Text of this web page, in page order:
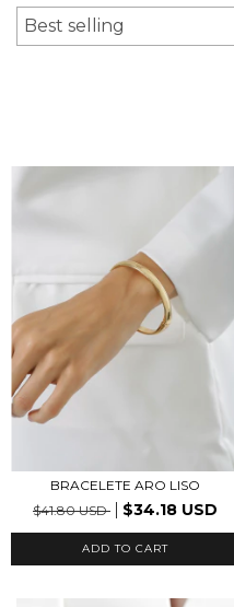
BRACELETE ARO LISO
$41.80 USD
$34.18 USD
ADD TO CART